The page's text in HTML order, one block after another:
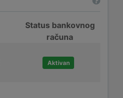
Status bankovnog
računa
Aktivan